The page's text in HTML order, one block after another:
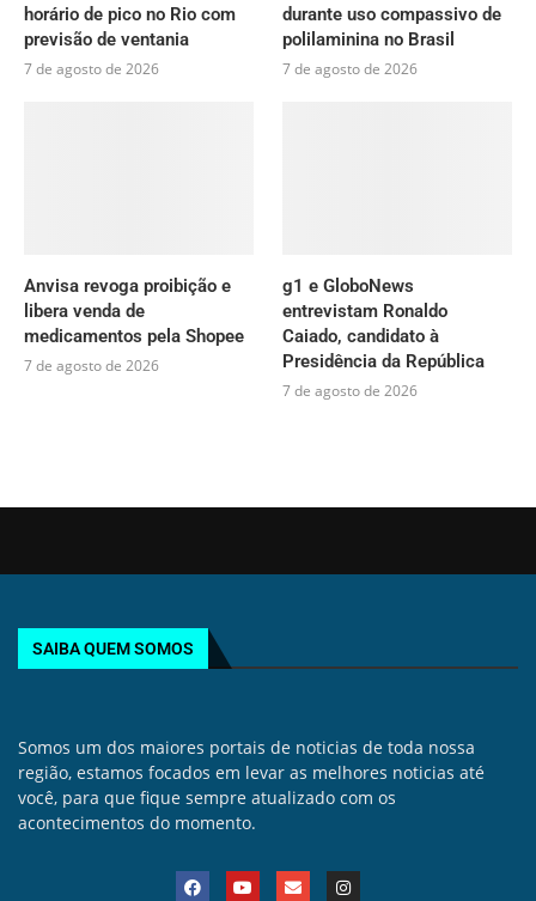
horário de pico no Rio com
previsão de ventania
7 de agosto de 2026
durante uso compassivo de
polilaminina no Brasil
7 de agosto de 2026
Anvisa revoga proibição e
libera venda de
medicamentos pela Shopee
7 de agosto de 2026
g1 e GloboNews
entrevistam Ronaldo
Caiado, candidato à
Presidência da República
7 de agosto de 2026
SAIBA QUEM SOMOS
Somos um dos maiores portais de noticias de toda nossa
região, estamos focados em levar as melhores noticias até
você, para que fique sempre atualizado com os
acontecimentos do momento.